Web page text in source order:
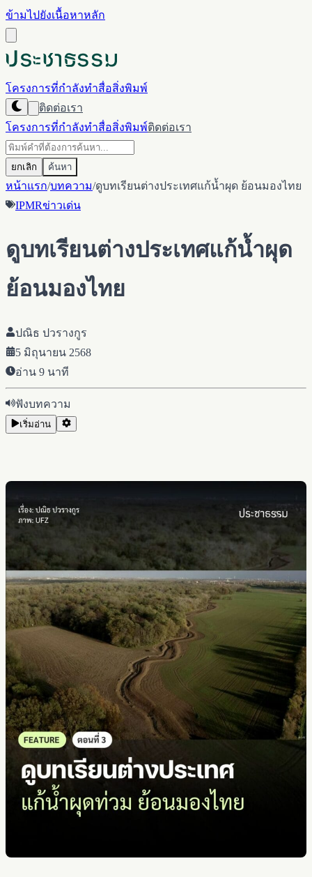
ข้ามไปยังเนื้อหาหลัก
โครงการที่กำลังทำสื่อสิ่งพิมพ์
ติดต่อเรา
โครงการที่กำลังทำสื่อสิ่งพิมพ์ติดต่อเรา
ยกเลิก ค้นหา
หน้าแรก/บทความ/ดูบทเรียนต่างประเทศแก้น้ำผุด ย้อนมองไทย
IPMRข่าวเด่น
ดูบทเรียนต่างประเทศแก้น้ำผุด
ย้อนมองไทย
ปณิธ ปวรางกูร
5 มิถุนายน 2568
อ่าน 9 นาที
ฟังบทความ
เริ่มอ่าน